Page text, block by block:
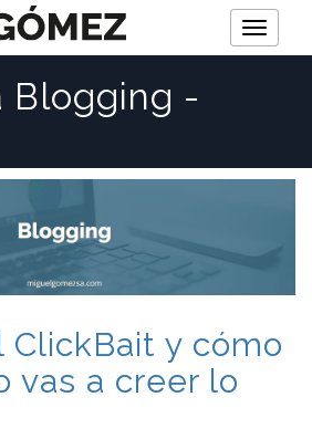
M
Blogging -
ClickBait y cómo
vas a creer lo